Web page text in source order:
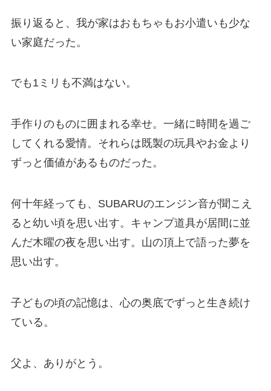
振り返ると、我が家はおもちゃもお小遣いも少な
い家庭だった。
でも1ミリも不満はない。
手作りのものに囲まれる幸せ。一緒に時間を過ご
してくれる愛情。それらは既製の玩具やお金より
ずっと価値があるものだった。
何十年経っても、SUBARUのエンジン音が聞こえ
ると幼い頃を思い出す。キャンプ道具が居間に並
んだ木曜の夜を思い出す。山の頂上で語った夢を
思い出す。
子どもの頃の記憶は、心の奥底でずっと生き続け
ている。
父よ、ありがとう。